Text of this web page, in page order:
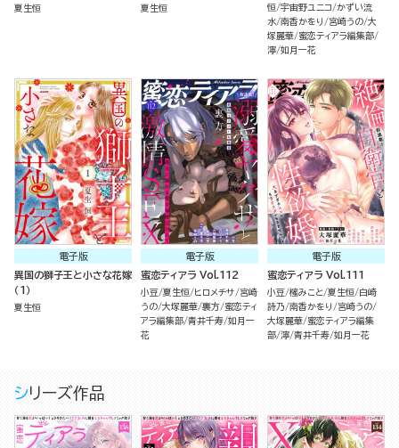
版）
夏生恒 夏生恒
恒 宇宙野ユニコ
かずい流
水 南香かをり 宮崎うの 大
塚麗華 蜜恋ティアラ編集部
濘 如月一花
電子版
異国の獅子王と小さな花嫁
（1）
夏生恒
電子版
蜜恋ティアラ Vol.112
小豆 夏生恒 ヒロメチサ
宮崎
うの 大塚麗華 裏方 蜜恋ティ
アラ編集部 青井千寿 如月一
花
電子版
蜜恋ティアラ Vol.111
小豆 櫁みこと 夏生恒 白崎
詩乃 南香かをり
宮崎うの
大塚麗華 蜜恋ティアラ編集
部 濘 青井千寿 如月一花
シリーズ作品